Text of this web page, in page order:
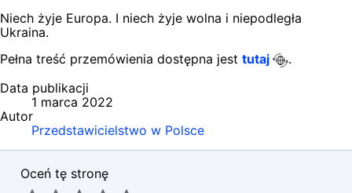
Niech żyje Europa. I niech żyje wolna i niepodległa
Ukraina.
Pełna treść przemówienia dostępna jest tutaj
.
Data publikacji
1 marca 2022
Autor
Przedstawicielstwo w Polsce
Oceń tę stronę